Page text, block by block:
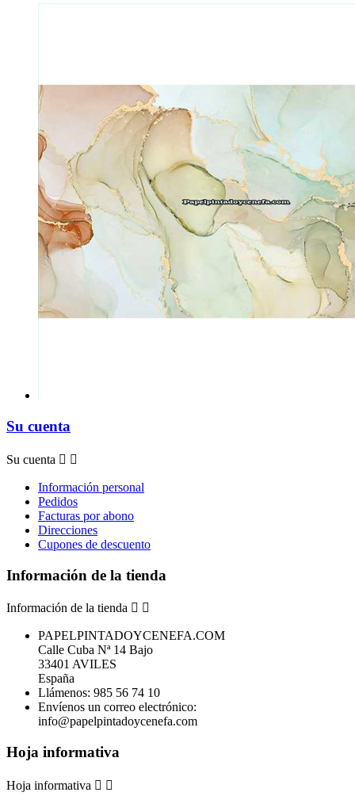
Su cuenta
Su cuenta  
Información personal
Pedidos
Facturas por abono
Direcciones
Cupones de descuento
Información de la tienda
Información de la tienda  
PAPELPINTADOYCENEFA.COM
Calle Cuba Nª 14 Bajo
33401 AVILES
España
Llámenos: 985 56 74 10
Envíenos un correo electrónico:
info@papelpintadoycenefa.com
Hoja informativa
Hoja informativa  